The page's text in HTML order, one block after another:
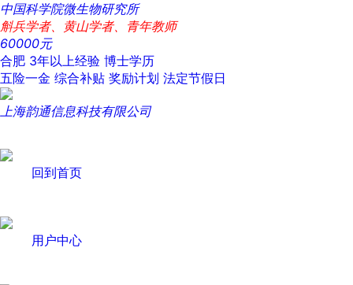
中国科学院微生物研究所
斛兵学者、黄山学者、青年教师
60000元
合肥 3年以上经验 博士学历
五险一金 综合补贴 奖励计划 法定节假日
上海韵通信息科技有限公司
回到首页
用户中心